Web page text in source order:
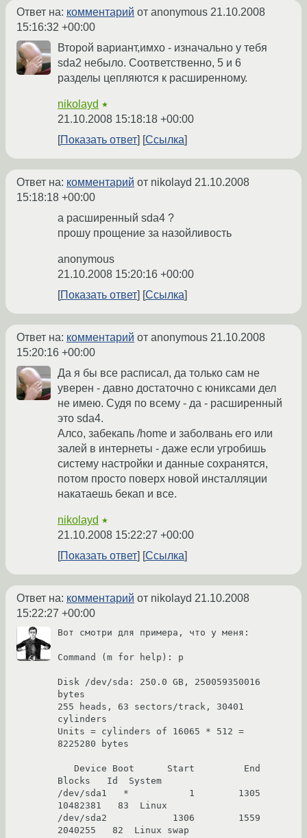
Ответ на: комментарий от anonymous 21.10.2008
15:16:32 +00:00
Второй вариант,имхо - изначально у тебя
sda2 небыло. Соответственно, 5 и 6
разделы цепляются к расширенному.
nikolayd ★
21.10.2008 15:18:18 +00:00
Показать ответ
Ссылка
Ответ на: комментарий от nikolayd 21.10.2008
15:18:18 +00:00
а расширенный sda4 ?
прошу прощение за назойливость
anonymous
21.10.2008 15:20:16 +00:00
Показать ответ
Ссылка
Ответ на: комментарий от anonymous 21.10.2008
15:20:16 +00:00
Да я бы все расписал, да только сам не
уверен - давно достаточно с юниксами дел
не имею. Судя по всему - да - расширенный
это sda4.
Алсо, забекапь /home и заболвань его или
залей в интернеты - даже если угробишь
систему настройки и данные сохранятся,
потом просто поверх новой инсталляции
накатаешь бекап и все.
nikolayd ★
21.10.2008 15:22:27 +00:00
Показать ответ
Ссылка
Ответ на: комментарий от nikolayd 21.10.2008
15:22:27 +00:00
Вот смотри для примера, что у меня:
Command (m for help): p
Disk /dev/sda: 250.0 GB, 250059350016
bytes
255 heads, 63 sectors/track, 30401
cylinders
Units = cylinders of 16065 * 512 =
8225280 bytes
Blocks   Id  System
/dev/sda1   *           1        1305
10482381   83  Linux
/dev/sda2            1306        1559
2040255   82  Linux swap